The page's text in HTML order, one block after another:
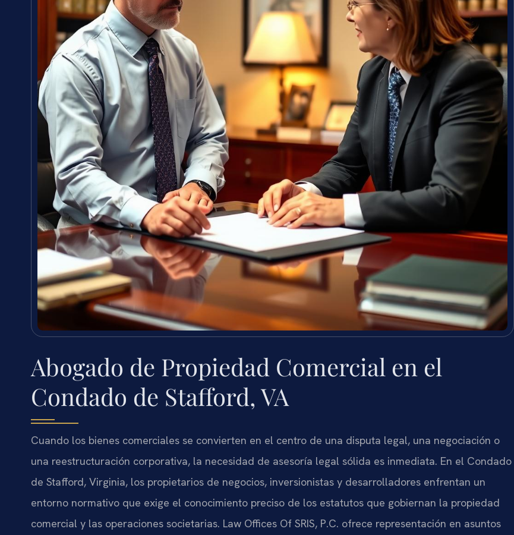
Abogado de Propiedad Comercial en el
Condado de Stafford, VA
Cuando los bienes comerciales se convierten en el centro de una disputa legal, una negociación o
una reestructuración corporativa, la necesidad de asesoría legal sólida es inmediata. En el Condado
de Stafford, Virginia, los propietarios de negocios, inversionistas y desarrolladores enfrentan un
entorno normativo que exige el conocimiento preciso de los estatutos que gobiernan la propiedad
comercial y las operaciones societarias. Law Offices Of SRIS, P.C. ofrece representación en asuntos